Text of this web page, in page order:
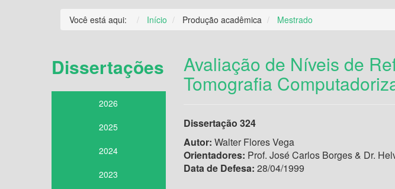
Você está aqui: Início Produção acadêmica Mestrado
Dissertações
2026
2025
2024
2023
Avaliação de Níveis de
Tomografia
Dissertação 324
Autor: Walter Flores Vega
Orientadores: Prof. José Carlos Borges & Dr.
Data de Defesa: 28/04/1999